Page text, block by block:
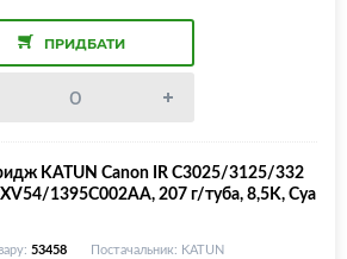
ПРИДБАТИ
KATUN Canon IR C3025/3125/332
1395C002AA, 207 г/туба, 8,5K, Cya
53458
Постачальник: KATUN